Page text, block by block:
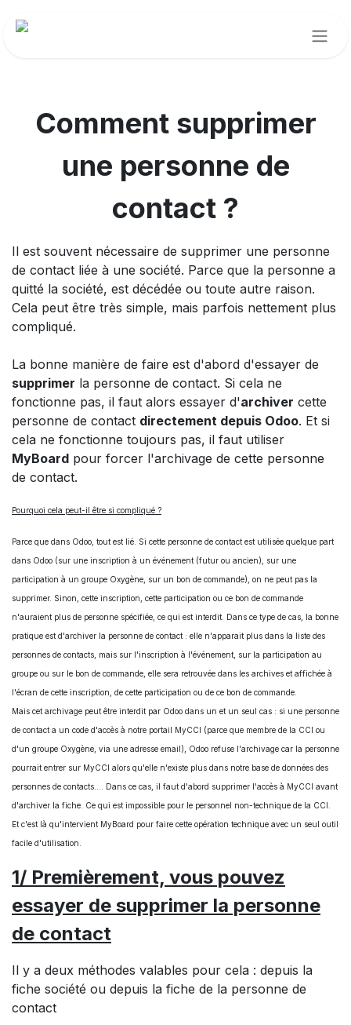
Comment supprimer
une personne de
contact ?
Il est souvent nécessaire de supprimer une personne
de contact liée à une société. Parce que la personne a
quitté la société, est décédée ou toute autre raison.
Cela peut être très simple, mais parfois nettement plus
compliqué.
La bonne manière de faire est d'abord d'essayer de
supprimer la personne de contact. Si cela ne
fonctionne pas, il faut alors essayer d'archiver cette
personne de contact directement depuis Odoo. Et si
cela ne fonctionne toujours pas, il faut utiliser
MyBoard pour forcer l'archivage de cette personne
de contact.
Pourquoi cela peut-il être si compliqué ?
Parce que dans Odoo, tout est lié. Si cette personne de contact est utilisée quelque part
dans Odoo (sur une inscription à un événement (futur ou ancien), sur une
participation à un groupe Oxygène, sur un bon de commande), on ne peut pas la
supprimer. Sinon, cette inscription, cette participation ou ce bon de commande
n'auraient plus de personne spécifiée, ce qui est interdit. Dans ce type de cas, la bonne
pratique est d'archiver la personne de contact : elle n'apparait plus dans la liste des
personnes de contacts, mais sur l'inscription à l'événement, sur la participation au
groupe ou sur le bon de commande, elle sera retrouvée dans les archives et affichée à
l'écran de cette inscription, de cette participation ou de ce bon de commande.
Mais cet archivage peut être interdit par Odoo dans un et un seul cas : si une personne
de contact a un code d'accès à notre portail MyCCI (parce que membre de la CCI ou
d'un groupe Oxygène, via une adresse email), Odoo refuse l'archivage car la personne
pourrait entrer sur MyCCI alors qu'elle n'existe plus dans notre base de données des
personnes de contacts.... Dans ce cas, il faut d'abord supprimer l'accès à MyCCI avant
d'archiver la fiche. Ce qui est impossible pour le personnel non-technique de la CCI.
Et c'est là qu'intervient MyBoard pour faire cette opération technique avec un seul outil
facile d'utilisation.
1/ Premièrement, vous pouvez
essayer de supprimer la personne
de contact
Il y a deux méthodes valables pour cela : depuis la
fiche société ou depuis la fiche de la personne de
contact